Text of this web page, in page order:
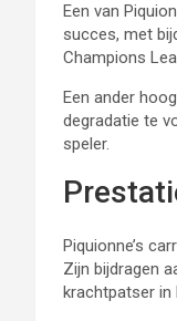
Een van
succes, met
Champions
Een ander
degradatie te
speler.
Piquionne’s
Zijn bijdragen
krachtpatser in